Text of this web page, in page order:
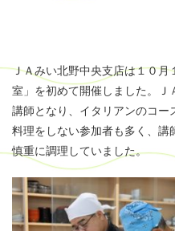
ＪＡみい北野中央支店は１０月
室」を初めて開催しました。
講師となり、イタリアンのコー
料理をしない参加者も多く、講
慎重に調理していました。